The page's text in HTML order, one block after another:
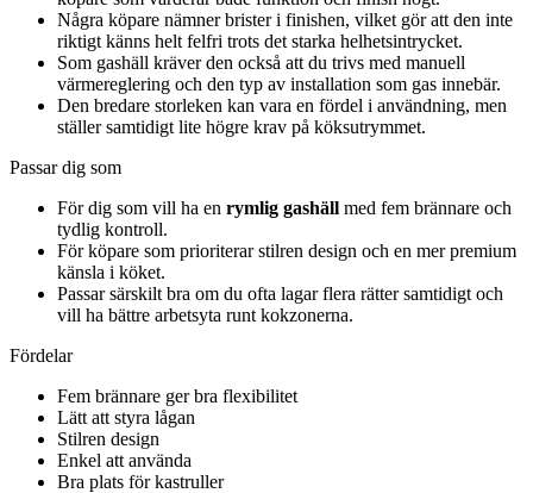
Några köpare nämner brister i finishen, vilket gör att den inte
riktigt känns helt felfri trots det starka helhetsintrycket.
Som gashäll kräver den också att du trivs med manuell
värmereglering och den typ av installation som gas innebär.
Den bredare storleken kan vara en fördel i användning, men
ställer samtidigt lite högre krav på köksutrymmet.
Passar dig som
För dig som vill ha en rymlig gashäll med fem brännare och
tydlig kontroll.
För köpare som prioriterar stilren design och en mer premium
känsla i köket.
Passar särskilt bra om du ofta lagar flera rätter samtidigt och
vill ha bättre arbetsyta runt kokzonerna.
Fördelar
Fem brännare ger bra flexibilitet
Lätt att styra lågan
Stilren design
Enkel att använda
Bra plats för kastruller